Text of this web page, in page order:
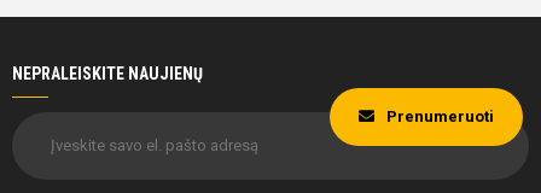
NEPRALEISKITE NAUJIENŲ
Prenumeruoti